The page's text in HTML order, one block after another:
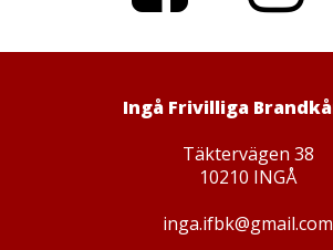
ok
am
Ingå Frivilliga
Täktervägen 38
10210 INGÅ
inga.ifbk@gmail.com